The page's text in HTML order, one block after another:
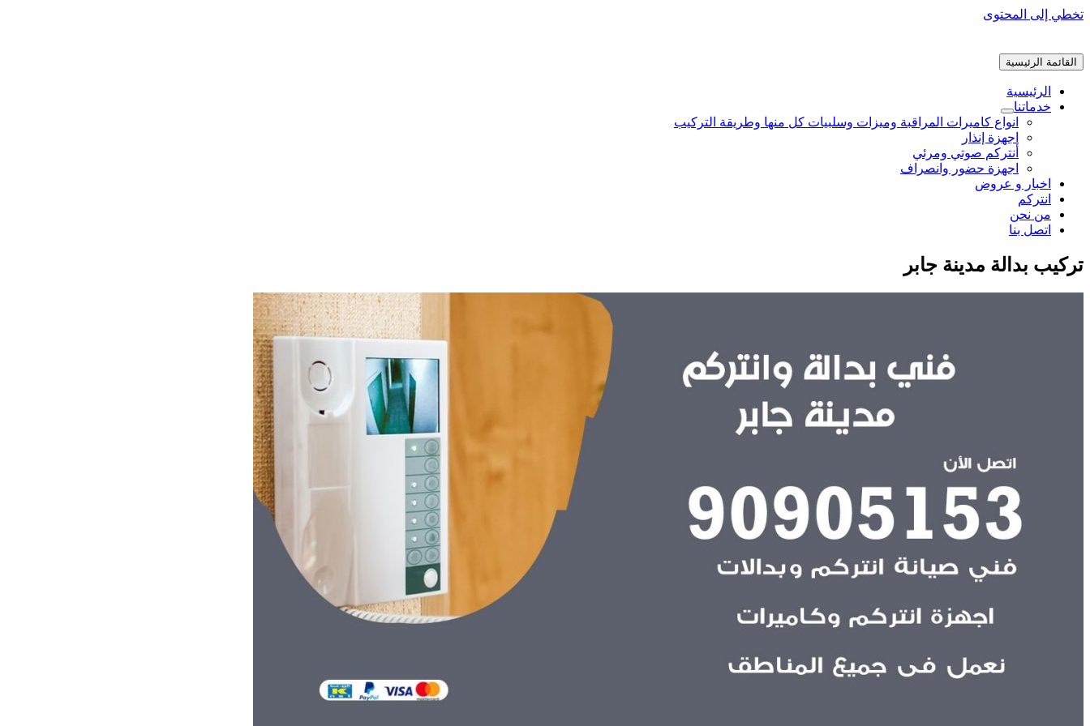
تخطي إلى المحتوى
القائمة الرئيسية
الرئيسية
خدماتنا
انواع كاميرات المراقبة وميزات وسلبيات كل منها وطريقة التركيب
اجهزة إنذار
أنتركم صوتي ومرئي
اجهزة حضور وانصراف
اخبار و عروض
انتركم
من نحن
اتصل بنا
تركيب بدالة مدينة جابر